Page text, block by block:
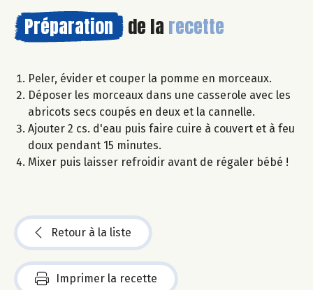
Préparation de la recette
Peler, évider et couper la pomme en morceaux.
Déposer les morceaux dans une casserole avec les
abricots secs coupés en deux et la cannelle.
Ajouter 2 cs. d'eau puis faire cuire à couvert et à feu
doux pendant 15 minutes.
Mixer puis laisser refroidir avant de régaler bébé !
Retour à la liste
Imprimer la recette